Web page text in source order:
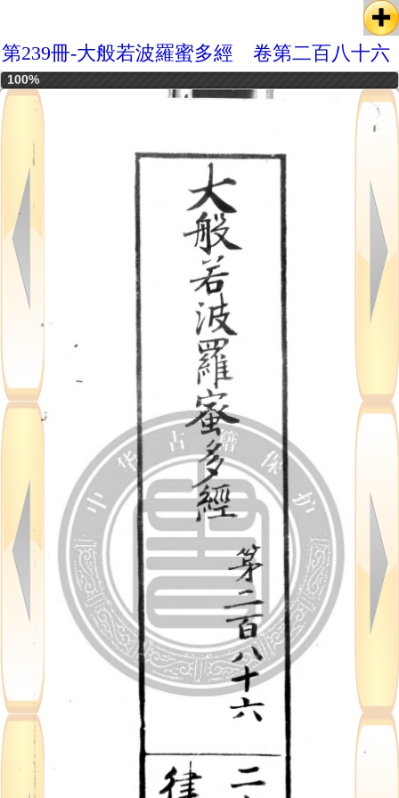
第239冊-大般若波羅蜜多經 卷第二百八十六
100%